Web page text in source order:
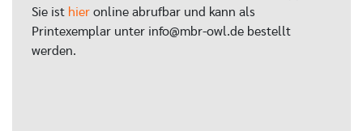
Sie ist hier online abrufbar und kann als
Printexemplar unter info@mbr-owl.de bestellt
werden.